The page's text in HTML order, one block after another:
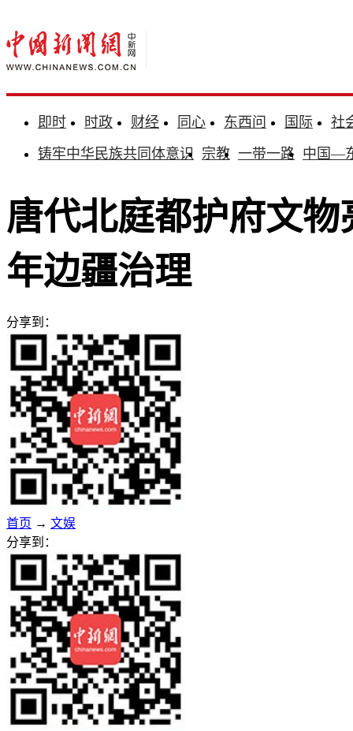
即时 时政 财经 同心 东西问 国际
社
铸牢中华民族共同体意识 宗教 一带一路 中国—
唐代北庭都护府文
年边疆治理
分享到：
首页 → 文娱
分享到：